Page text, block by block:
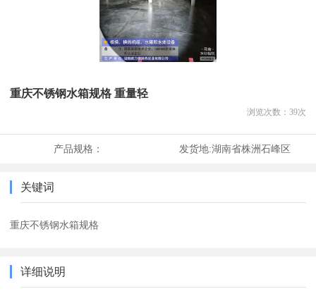
重庆不锈钢水箱规格 重量轻
浏览次数： 39次
产品规格： 发货地:湖南省株洲石峰区
关键词
重庆不锈钢水箱规格
详细说明